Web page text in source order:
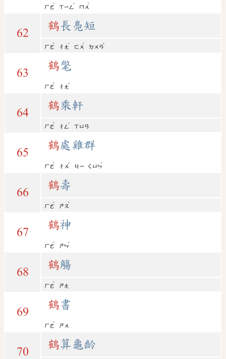
ㄏㄜ
ˋ
ㄒㄧㄥ
ˊ
ㄇㄨ
ˋ
62
鶴長鳧短
ㄏㄜ
ˋ
ㄔㄤ
ˊ
ㄈㄨ
ˊ
ㄉㄨㄢ
ˇ
63
鶴 氅
ㄏㄜ
ˋ
ㄔㄤ
ˇ
64
鶴乘軒
ㄏㄜ
ˋ
ㄔㄥ
ˊ
ㄒㄩㄢ
65
鶴處雞群
ㄏㄜ
ˋ
ㄔㄨ
ˇ
ㄐㄧ ㄑㄩㄣ
ˊ
66
鶴壽
ㄏㄜ
ˋ
ㄕㄡ
ˋ
67
鶴神
ㄏㄜ
ˋ
ㄕㄣ
ˊ
68
鶴觴
ㄏㄜ
ˋ
ㄕㄤ
69
鶴書
ㄏㄜ
ˋ
ㄕㄨ
70
鶴算龜齡